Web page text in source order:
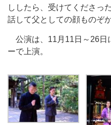
ししたら、受けてくださっ
話して父としての顔ものぞか
公演は、11月11日～26日
ーで上演。